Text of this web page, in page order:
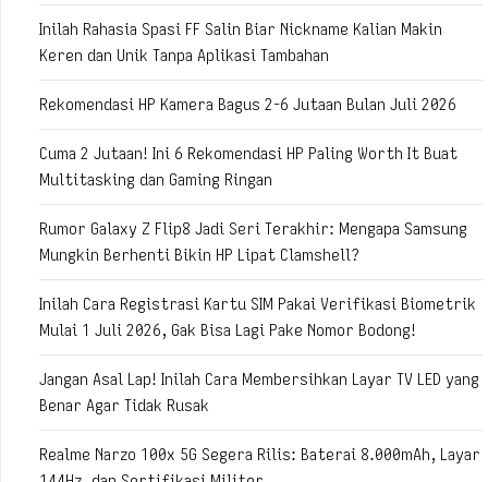
Inilah Rahasia Spasi FF Salin Biar Nickname Kalian Makin
Keren dan Unik Tanpa Aplikasi Tambahan
Rekomendasi HP Kamera Bagus 2-6 Jutaan Bulan Juli 2026
Cuma 2 Jutaan! Ini 6 Rekomendasi HP Paling Worth It Buat
Multitasking dan Gaming Ringan
Rumor Galaxy Z Flip8 Jadi Seri Terakhir: Mengapa Samsung
Mungkin Berhenti Bikin HP Lipat Clamshell?
Inilah Cara Registrasi Kartu SIM Pakai Verifikasi Biometrik
Mulai 1 Juli 2026, Gak Bisa Lagi Pake Nomor Bodong!
Jangan Asal Lap! Inilah Cara Membersihkan Layar TV LED yang
Benar Agar Tidak Rusak
Realme Narzo 100x 5G Segera Rilis: Baterai 8.000mAh, Layar